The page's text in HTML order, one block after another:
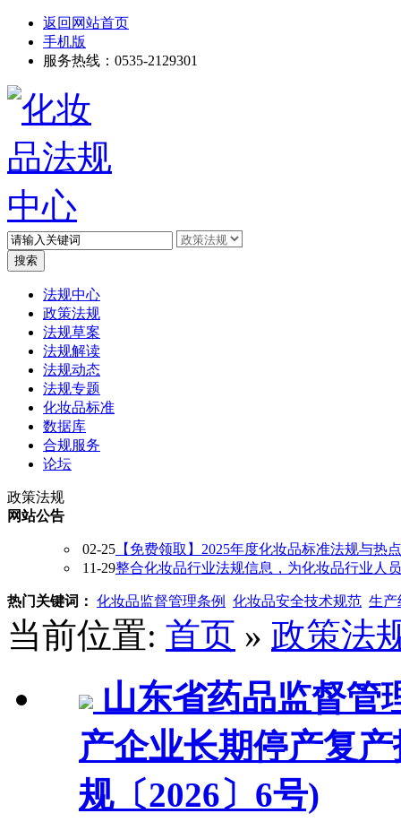
返回网站首页
手机版
服务热线：0535-2129301
法规中心
政策法规
法规草案
法规解读
法规动态
法规专题
化妆品标准
数据库
合规服务
论坛
政策法规
网站公告
02-25 【免费领取】2025年度化妆品标准法规与热
11-29整合化妆品行业法规信息，为化妆品行业人
热门关键词： 化妆品监督管理条例 化妆品安全技术规范 生产
当前位置: 首页 » 政策法
山东省药品监督管
产企业长期停产复
规〔2026〕6号)